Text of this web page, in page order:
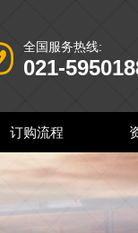
全国服务热线:
021-
订购流程